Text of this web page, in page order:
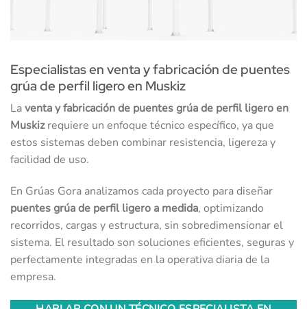
Especialistas en venta y fabricación de puentes
grúa de perfil ligero en Muskiz
Laventa y fabricación de puentes grúa de perfil ligero en
Muskizrequiere un enfoque técnico específico, ya que
estos sistemas deben combinar resistencia, ligereza y
facilidad de uso.
En Grúas Gora analizamos cada proyecto para diseñar
puentes grúa de perfil ligero a medida, optimizando
recorridos, cargas y estructura, sin sobredimensionar el
sistema. El resultado son soluciones eficientes, seguras y
perfectamente integradas en la operativa diaria de la
empresa.